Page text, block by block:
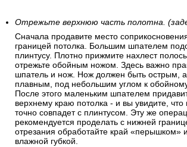
Отрежьте верхнюю часть полотна.
Сначала продавите место
границей потолка. Большим шпателем
плинтусу. Плотно прижмите нахлест
отрежьте обойным ножом. Здесь важно
шпатель и нож. Нож должен быть острым,
плавным, под небольшим углом к
После этого маленьким шпателем
верхнему краю потолка - и вы увидите, что
точно совпадет с плинтусом. Эту же
рекомендуется проделать с нижней
отрезания обработайте край «перышком»
влажной губкой.